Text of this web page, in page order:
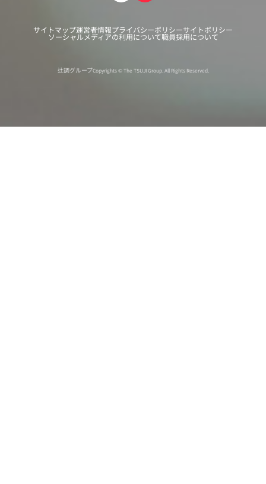
サイトマップ運営者情報プライバシーポリシーサイトポリシー
ソーシャルメディアの利用について職員採用について
辻調グループCopyrights © The TSUJI Group. All Rights Reserved.